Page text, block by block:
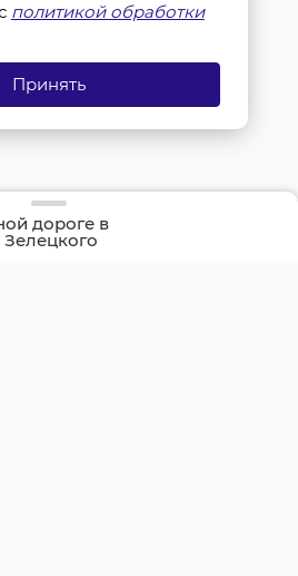
дороге в
застрял
политикой обработки
Принять